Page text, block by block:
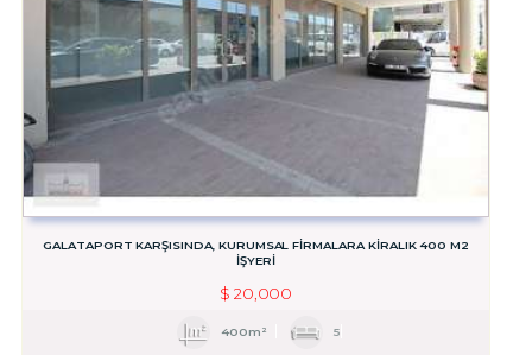
GALATAPORT KARŞISINDA, KURUMSAL FİRMALARA KİRALIK 400 M2
İŞYERİ
$ 20,000
400m² 5